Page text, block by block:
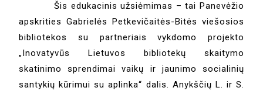
Šis edukacinis užsiėmimas – tai Panevėžio
apskrities Gabrielės Petkevičaitės-Bitės viešosios
bibliotekos su partneriais vykdomo projekto
„Inovatyvūs Lietuvos bibliotekų skaitymo
skatinimo sprendimai vaikų ir jaunimo socialinių
santykių kūrimui su aplinka“ dalis. Anykščių L. ir S.